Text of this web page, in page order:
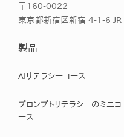
〒160-0022
東京都新宿区新宿 4-1-6 JR
製品
AIリテラシーコース
プロンプトリテラシーのミニコ
ース